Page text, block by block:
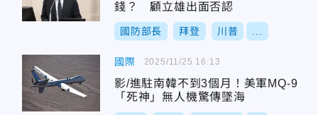
錢？ 顧立雄出面否認
國防部長 拜登 川普
國際
影/進駐南韓不到3個月！美軍MQ-9
「死神」無人機驚傳墜海
2025/11/25 16:13